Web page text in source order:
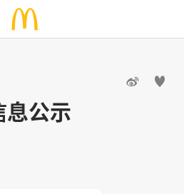
 
息公示